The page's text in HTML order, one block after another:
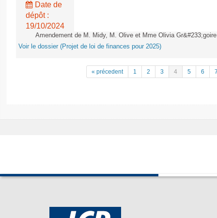
Date de
dépôt :
19/10/2024
Amendement de M. Midy, M. Olive et Mme Olivia
Voir le dossier (Projet de loi de finances pour 2025)
« précedent 1 2 3 4 5 6